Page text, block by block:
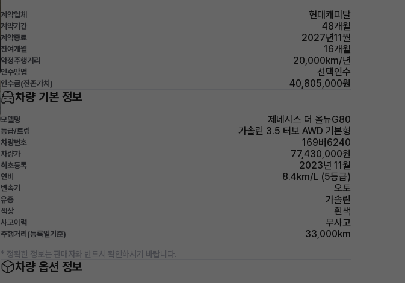
계약업체 현대캐피탈
계약기간 48개월
계약종료 2027년11월
잔여개월 16개월
약정주행거리 20,000km/년
인수방법 선택인수
인수금(잔존가치) 40,805,000원
차량 기본 정보
모델명 제네시스 더 올뉴G80
등급/트림 가솔린 3.5 터보 AWD 기본형
차량번호 169버6240
차량가 77,430,000원
최초등록 2023년 11월
연비 8.4km/L (5등급)
변속기 오토
유종 가솔린
색상 흰색
사고이력 무사고
주행거리(등록일기준) 33,000km
* 정확한 정보는 판매자와 반드시 확인하시기 바랍니다.
차량 옵션 정보